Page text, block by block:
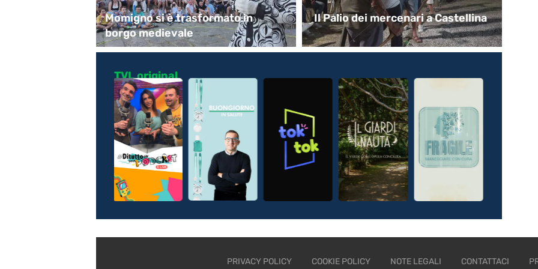
Momigno si è trasformato in
borgo medievale
Il Palio dei mercenari a Castellina
TVL original
PRIVACY POLICY COOKIE POLICY NOTE LEGALI CONTATTACI